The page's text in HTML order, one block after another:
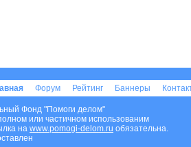
Форум Рейтинг Баннеры
Фонд "Помоги делом"
или частичном использованим
на www.pomogi-delom.ru обязательна.